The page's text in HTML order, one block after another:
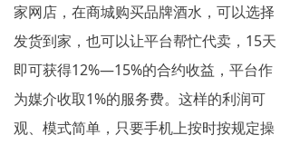
家网店，在商城购买品牌酒水，可以选择
发货到家，也可以让平台帮忙代卖，15天
即可获得12%—15%的合约收益，平台作
为媒介收取1%的服务费。这样的利润可
观、模式简单，只要手机上按时按规定操